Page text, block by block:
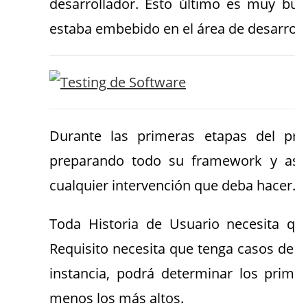
desarrollador. Ésto último es muy
estaba embebido en el área de
Durante las primeras etapas del
preparando todo su framework y
cualquier intervención que deba hacer.
Toda Historia de Usuario necesita
Requisito necesita que tenga casos
instancia, podrá determinar los
menos los más altos.